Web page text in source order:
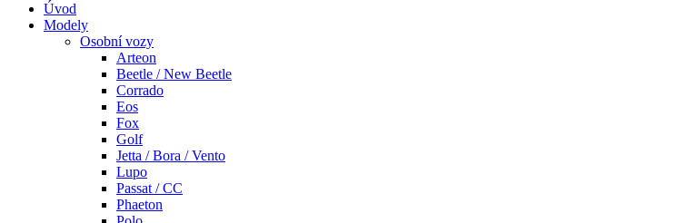
Úvod
Modely
Osobní vozy
Arteon
Beetle / New Beetle
Corrado
Eos
Fox
Golf
Jetta / Bora / Vento
Lupo
Passat / CC
Phaeton